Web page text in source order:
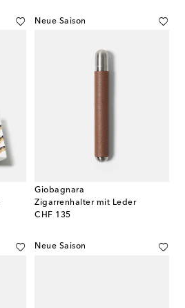
Neue Saison
Giobagnara
Zigarrenhalter mit Leder
CHF 135
original price
Neue Saison